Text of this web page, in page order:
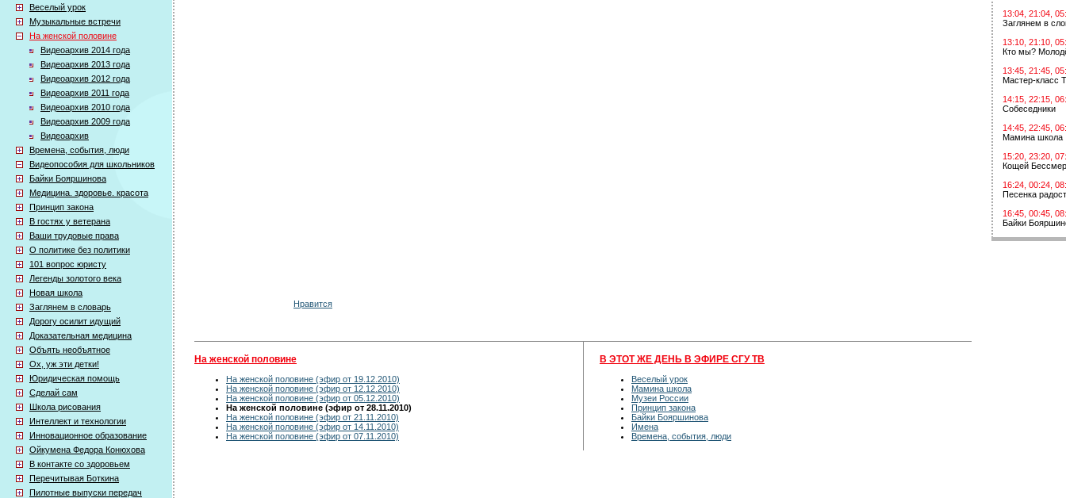
Веселый урок
Музыкальные встречи
На женской половине
Видеоархив 2014 года
Видеоархив 2013 года
Видеоархив 2012 года
Видеоархив 2011 года
Видеоархив 2010 года
Видеоархив 2009 года
Видеоархив
Времена, события, люди
Видеопособия для школьников
Байки Бояршинова
Медицина. здоровье. красота
Принцип закона
В гостях у ветерана
Ваши трудовые права
О политике без политики
101 вопрос юристу
Легенды золотого века
Новая школа
Заглянем в словарь
Дорогу осилит идущий
Доказательная медицина
Объять необъятное
Ох, уж эти детки!
Юридическая помощь
Сделай сам
Школа рисования
Интеллект и технологии
Инновационное образование
Ойкумена Федора Конюхова
В контакте со здоровьем
Перечитывая Боткина
Пилотные выпуски передач
Нравится
На женской половине
На женской половине (эфир от 19.12.2010)
На женской половине (эфир от 12.12.2010)
На женской половине (эфир от 05.12.2010)
На женской половине (эфир от 28.11.2010)
На женской половине (эфир от 21.11.2010)
На женской половине (эфир от 14.11.2010)
На женской половине (эфир от 07.11.2010)
В ЭТОТ ЖЕ ДЕНЬ В ЭФИРЕ СГУ ТВ
Веселый урок
Мамина школа
Музеи России
Принцип закона
Байки Бояршинова
Имена
Времена, события, люди
13:04, 21:04,
Заглянем в
13:10, 21:10,
Кто мы?
13:45, 21:45,
Мастер-класс
14:15, 22:15,
Собеседники
14:45, 22:45,
Мамина школа
15:20, 23:20,
Кощей
16:24, 00:24,
Песенка
16:45, 00:45,
Байки